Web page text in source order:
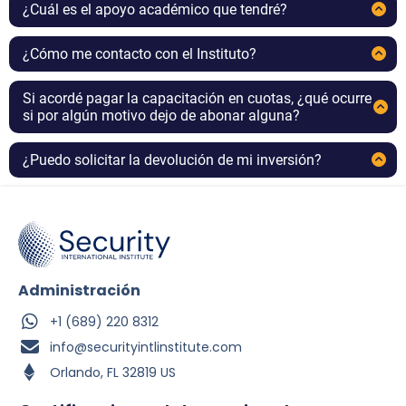
respuesta.
se te recordará nuevamente , cómo podrás
descargarlo de la Plataforma.
¿Cuál es el apoyo académico que tendré?
Desde el inicio, ingresarás a una Comunidad de
WhatsApp de apoyo con otros alumnos y
asimismo otro Grupo de intercambio académico
con otros colegas . Participaras asimismo de
Webinars gratuitos académicos y podrás
finalmente enviar tus dudas al mail
hh@securityintlinstitute.com.Finalmente
también tienes la posibilidad de una
¿Cómo me contacto con el Instituto?
Al mailhh@securityintlinstitute.com
Si acordé pagar la capacitación en cuotas, ¿qué ocurre
si por algún motivo dejo de abonar alguna?
Momentáneamente se suspende tu acceso al
Aula y una vez regularizados tus pagos, de forma
inmediata vuelves a tener el acceso completo.
¿Puedo solicitar la devolución de mi inversión?
Dispones de 7 días para esa eventualidad.
Administración
+1 (689) 220 8312
info@securityintlinstitute.com
Orlando, FL 32819 US